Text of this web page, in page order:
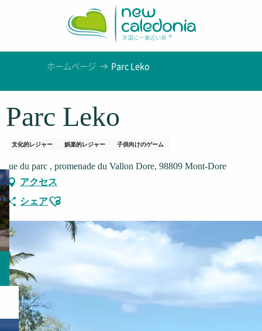
ホームページ Parc Leko
Parc Leko
文化的レジャー 娯楽的レジャー 子供向けのゲーム
rue du parc , promenade du Vallon Dore, 98809 Mont-Dore
アクセス
シェアAjouter aux favoris